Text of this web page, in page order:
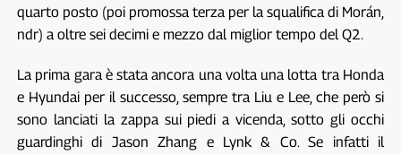
quarto posto (poi promossa terza per la squalifica di Morán,
ndr) a oltre sei decimi e mezzo dal miglior tempo del Q2.
La prima gara è stata ancora una volta una lotta tra Honda
e Hyundai per il successo, sempre tra Liu e Lee, che però si
sono lanciati la zappa sui piedi a vicenda, sotto gli occhi
guardinghi di Jason Zhang e Lynk & Co. Se infatti il